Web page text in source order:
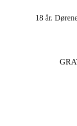
18 år.